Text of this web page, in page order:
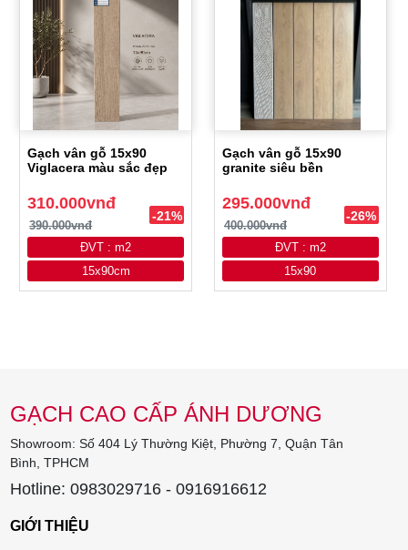
Gạch vân gỗ 15x90
Viglacera màu sắc đẹp
310.000vnđ
390.000vnđ
-21%
ĐVT : m2
15x90cm
Gạch vân gỗ 15x90
granite siêu bền
295.000vnđ
400.000vnđ
-26%
ĐVT : m2
15x90
GẠCH CAO CẤP ÁNH DƯƠNG
Showroom: Số 404 Lý Thường Kiệt, Phường 7, Quận Tân
Bình, TPHCM
Hotline: 0983029716 - 0916916612
GIỚI THIỆU